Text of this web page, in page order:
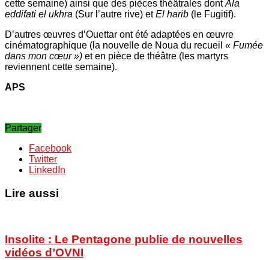
cette semaine) ainsi que des pièces théâtrales dontAla
eddifati el ukhra (Sur l’autre rive) etEl harib (le Fugitif).
D’autres œuvres d’Ouettar ont été adaptées en œuvre
cinématographique (la nouvelle de Noua du recueil « Fumée
dans mon cœur ») et en pièce de théâtre (les martyrs
reviennent cette semaine).
APS
Partager
Facebook
Twitter
LinkedIn
Lire aussi
Insolite : Le Pentagone publie de nouvelles
vidéos d’OVNI